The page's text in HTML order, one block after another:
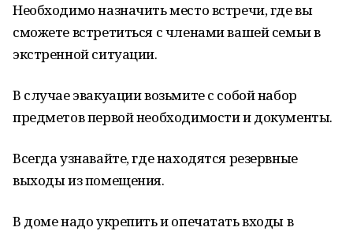
Необходимо назначить место встречи, где вы
сможете встретиться с членами вашей семьи в
экстренной ситуации.
В случае эвакуации возьмите с собой набор
предметов первой необходимости и документы.
Всегда узнавайте, где находятся резервные
выходы из помещения.
В доме надо укрепить и опечатать входы в